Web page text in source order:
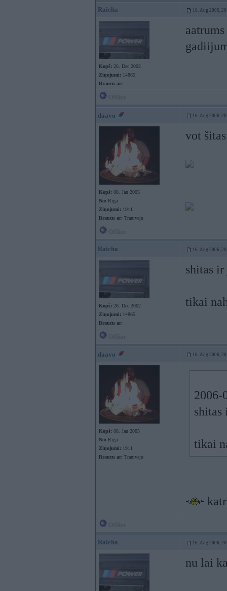
Raicha 16. Aug 2006,
Kopš: 26. Dec 2002
Ziņojumi: 14865
Braucu ar:
daavo 16. Aug 2006,
Kopš: 08. Jan 2005
No: Rīga
Ziņojumi: 1911
Braucu ar: Tramvaju
vot
Raicha 16. Aug 2006,
Kopš: 26. Dec 2002
Ziņojumi: 14865
Braucu ar:
shitas
tikai
daavo 16. Aug 2006,
Kopš: 08. Jan 2005
No: Rīga
Ziņojumi: 1911
Braucu ar: Tramvaju
2006-
tikai
Raicha 16. Aug 2006,
nu lai